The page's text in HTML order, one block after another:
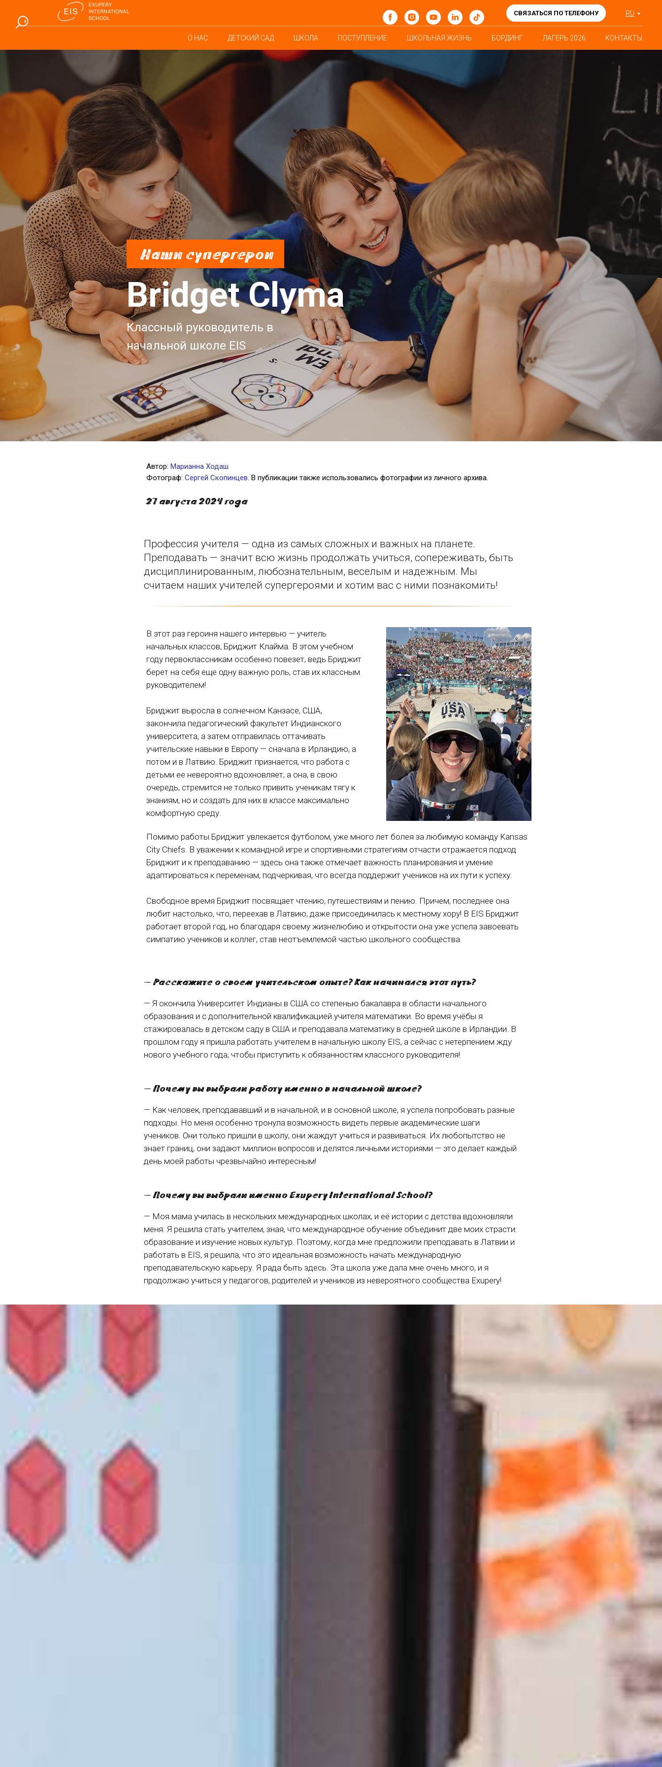
СВЯЗАТЬСЯ ПО ТЕЛЕФОНУ RU
О НАС ДЕТСКИЙ САД ШКОЛА ПОСТУПЛЕНИЕ ШКОЛЬНАЯ ЖИЗНЬ БОРДИНГ ЛАГЕРЬ 2026 КОНТАКТЫ
Классный руководитель в
начальной школе EIS
Bridget Clyma
Наши супергерои
Автор: Марианна Ходаш
Фотограф: Сергей Скопинцев. В публикации также использовались фотографии из личного архива.
27 августа 2024 года
Профессия учителя — одна из самых сложных и важных на планете.
Преподавать — значит всю жизнь продолжать учиться, сопереживать, быть
дисциплинированным, любознательным, веселым и надежным. Мы
считаем наших учителей супергероями и хотим вас с ними познакомить!
В этот раз героиня нашего интервью — учитель
начальных классов, Бриджит Клайма. В этом учебном
году первоклассникам особенно повезет, ведь Бриджит
берет на себя еще одну важную роль, став их классным
руководителем!
Бриджит выросла в солнечном Канзасе, США,
закончила педагогический факультет Индианского
университета, а затем отправилась оттачивать
учительские навыки в Европу — сначала в Ирландию, а
потом и в Латвию. Бриджит признается, что работа с
детьми ее невероятно вдохновляет, а она, в свою
очередь, стремится не только привить ученикам тягу к
знаниям, но и создать для них в классе максимально
комфортную среду.
Помимо работы Бриджит увлекается футболом, уже много лет болея за любимую команду Kansas
City Chiefs. В уважении к командной игре и спортивными стратегиям отчасти отражается подход
Бриджит и к преподаванию — здесь она также отмечает важность планирования и умение
адаптироваться к переменам, подчеркивая, что всегда поддержит учеников на их пути к успеху.
Свободное время Бриджит посвящает чтению, путешествиям и пению. Причем, последнее она
любит настолько, что, переехав в Латвию, даже присоединилась к местному хору! В EIS Бриджит
работает второй год, но благодаря своему жизнелюбию и открытости она уже успела завоевать
симпатию учеников и коллег, став неотъемлемой частью школьного сообщества.
— Расскажите о своем учительском опыте? Как начинался этот путь?
— Я окончила Университет Индианы в США со степенью бакалавра в области начального
образования и с дополнительной квалификацией учителя математики. Во время учёбы я
стажировалась в детском саду в США и преподавала математику в средней школе в Ирландии. В
прошлом году я пришла работать учителем в начальную школу EIS, а сейчас с нетерпением жду
нового учебного года, чтобы приступить к обязанностям классного руководителя!
— Почему вы выбрали работу именно в начальной школе?
— Как человек, преподававший и в начальной, и в основной школе, я успела попробовать разные
подходы. Но меня особенно тронула возможность видеть первые академические шаги
учеников. Они только пришли в школу, они жаждут учиться и развиваться. Их любопытство не
знает границ, они задают миллион вопросов и делятся личными историями — это делает каждый
день моей работы чрезвычайно интересным!
— Почему вы выбрали именно Exupery International School?
— Моя мама училась в нескольких международных школах, и её истории с детства вдохновляли
меня. Я решила стать учителем, зная, что международное обучение объединит две моих страсти:
образование и изучение новых культур. Поэтому, когда мне предложили преподавать в Латвии и
работать в EIS, я решила, что это идеальная возможность начать международную
преподавательскую карьеру. Я рада быть здесь. Эта школа уже дала мне очень много, и я
продолжаю учиться у педагогов, родителей и учеников из невероятного сообщества Exupery!